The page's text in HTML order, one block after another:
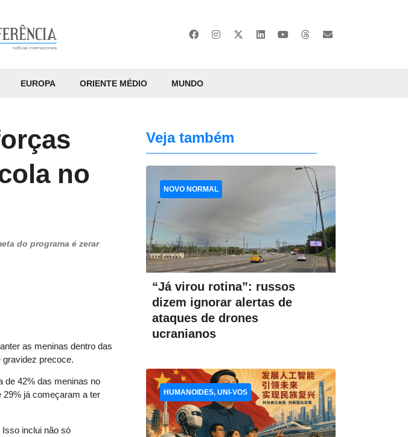
EUROPA ORIENTE MÉDIO MUNDO
no
do programa é zerar
as meninas dentro das
gravidez precoce.
de 42% das meninas no
29% já começaram a ter
inclui não só
Veja também
“Já virou rotina”: russos
dizem ignorar alertas de
ataques de drones
ucranianos
NOVO NORMAL
HUMANOIDES, UNI-VOS